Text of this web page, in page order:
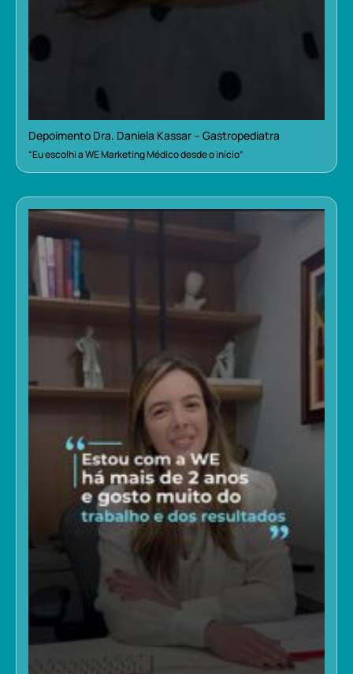
Depoimento Dra. Daniela Kassar – Gastropediatra
“Eu escolhi a WE Marketing Médico desde o início”